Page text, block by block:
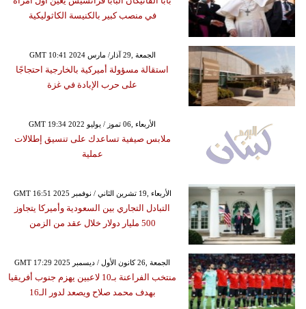
في منصب كبير بالكنيسة الكاثوليكية
GMT 10:41 2024 الجمعة ,29 آذار/ مارس
استقالة مسؤولة أميركية بالخارجية احتجاجًا
على حرب الإبادة في غزة
GMT 19:34 2022 الأربعاء ,06 تموز / يوليو
ملابس صيفية تساعدك على تنسيق إطلالات
عملية
GMT 16:51 2025 الأربعاء ,19 تشرين الثاني / نوفمبر
التبادل التجاري بين السعودية وأميركا يتجاوز
500 مليار دولار خلال عقد من الزمن
GMT 17:29 2025 الجمعة ,26 كانون الأول / ديسمبر
منتخب الفراعنة بـ10 لاعبين يهزم جنوب أفريقيا
بهدف محمد صلاح ويصعد لدور الـ16